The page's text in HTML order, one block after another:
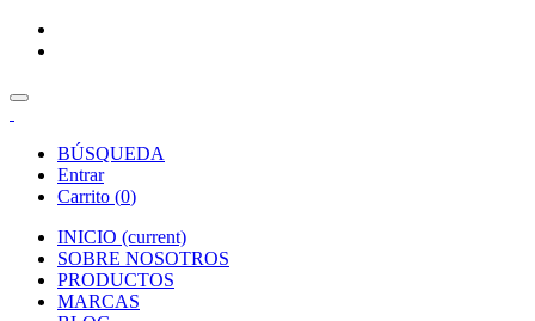
BÚSQUEDA
Entrar
Carrito (0)
INICIO (current)
SOBRE NOSOTROS
PRODUCTOS
MARCAS